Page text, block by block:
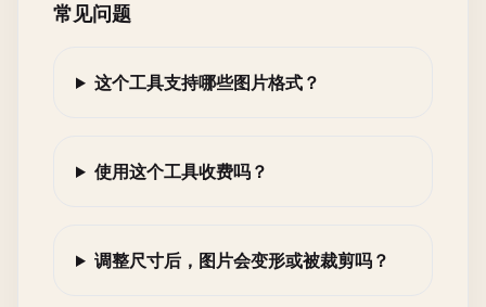
常见问题
这个工具支持哪些图片格式？
使用这个工具收费吗？
调整尺寸后，图片会变形或被裁剪吗？